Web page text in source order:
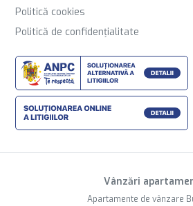
Politică cookies
Politică de confidențialitate
Vânzări
Apartamente de vânzare